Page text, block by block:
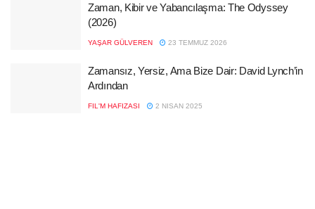
Zaman, Kibir ve Yabancılaşma: The Odyssey
(2026)
YAŞAR GÜLVEREN 23 TEMMUZ 2026
Zamansız, Yersiz, Ama Bize Dair: David Lynch’in
Ardından
FIL'M HAFIZASI 2 NISAN 2025